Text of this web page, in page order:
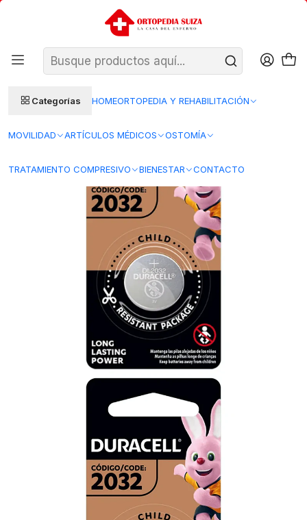
Categorías HOMEORTOPEDIA Y REHABILITACIÓN
MOVILIDAD ARTÍCULOS MÉDICOS OSTOMÍA
TRATAMIENTO COMPRESIVO BIENESTAR CONTACTO
SANTIAGO: ENTREGA AL DÍA HÁBIL SIGUIENTE (L–V)
REGIONES 48–72 HORAS HÁBILES
Bienestar Diagnóstico y monitoreo Pilas
Batería de Botón de Litio Duracell CR2032